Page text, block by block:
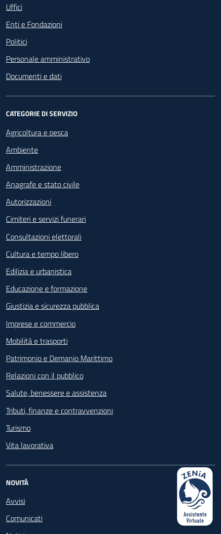
Uffici
Enti e Fondazioni
Politici
Personale amministrativo
Documenti e dati
CATEGORIE DI SERVIZIO
Agricoltura e pesca
Ambiente
Amministrazione
Anagrafe e stato civile
Autorizzazioni
Cimiteri e servizi funerari
Consultazioni elettorali
Cultura e tempo libero
Edilizia e urbanistica
Educazione e formazione
Giustizia e sicurezza pubblica
Imprese e commercio
Mobilità e trasporti
Patrimonio e Demanio Marittimo
Relazioni con il pubblico
Salute, benessere e assistenza
Tributi, finanze e contravvenzioni
Turismo
Vita lavorativa
NOVITÀ
Avvisi
Comunicati